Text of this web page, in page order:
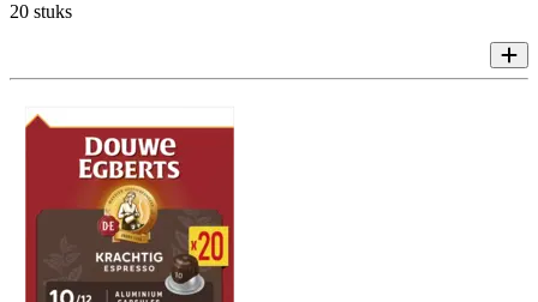
20 stuks